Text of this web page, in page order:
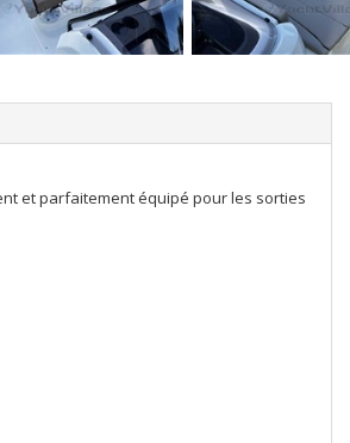
et parfaitement équipé pour les sorties